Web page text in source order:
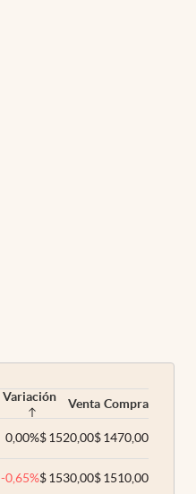
Variación Venta Compra
0,00%$1520,00$1470,00
-0,65%$1530,00$1510,00